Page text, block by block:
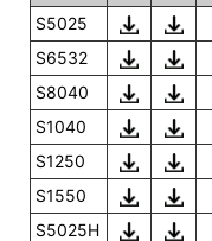
S5025
S6532
S8040
S1040
S1250
S1550
S5025H